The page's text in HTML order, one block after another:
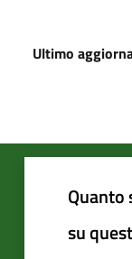
Ultimo
Quanto
su